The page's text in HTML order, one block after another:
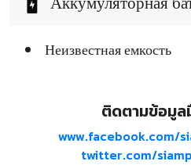
Неизвестная емкость
ติดตามข้อมู
www.facebook.com/
twitter.com/